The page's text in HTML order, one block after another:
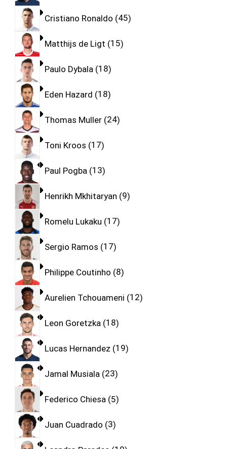
Cristiano Ronaldo 45
Matthijs de Ligt 15
Paulo Dybala 18
Eden Hazard 18
Thomas Muller 24
Toni Kroos 17
Paul Pogba 13
Henrikh Mkhitaryan 9
Romelu Lukaku 17
Sergio Ramos 17
Philippe Coutinho 8
Aurelien Tchouameni 12
Leon Goretzka 18
Lucas Hernandez 19
Jamal Musiala 23
Federico Chiesa 5
Juan Cuadrado 3